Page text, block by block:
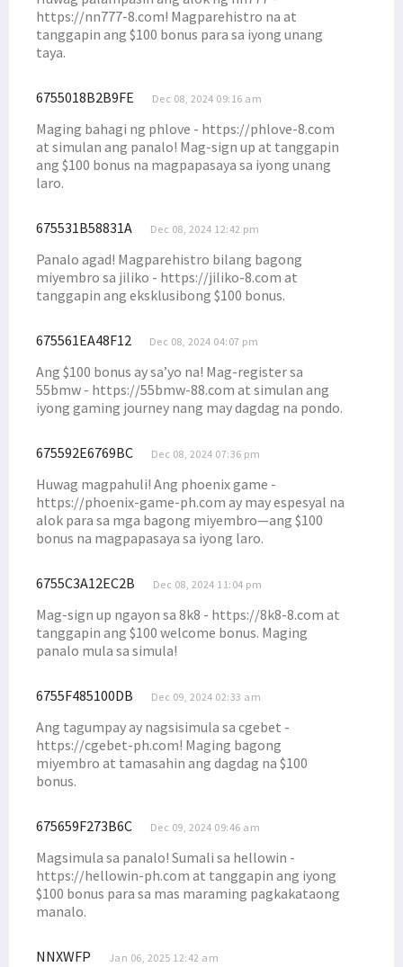
https://nn777-8.com! Magparehistro na at
tanggapin ang $100 bonus para sa iyong unang
taya.
6755018B2B9FE Dec 08, 2024 09:16 am
Maging bahagi ng phlove - https://phlove-8.com
at simulan ang panalo! Mag-sign up at tanggapin
ang $100 bonus na magpapasaya sa iyong unang
laro.
675531B58831A Dec 08, 2024 12:42 pm
Panalo agad! Magparehistro bilang bagong
miyembro sa jiliko - https://jiliko-8.com at
tanggapin ang eksklusibong $100 bonus.
675561EA48F12 Dec 08, 2024 04:07 pm
Ang $100 bonus ay sa’yo na! Mag-register sa
55bmw - https://55bmw-88.com at simulan ang
iyong gaming journey nang may dagdag na pondo.
675592E6769BC Dec 08, 2024 07:36 pm
Huwag magpahuli! Ang phoenix game -
https://phoenix-game-ph.com ay may espesyal na
alok para sa mga bagong miyembro—ang $100
bonus na magpapasaya sa iyong laro.
6755C3A12EC2B Dec 08, 2024 11:04 pm
Mag-sign up ngayon sa 8k8 - https://8k8-8.com at
tanggapin ang $100 welcome bonus. Maging
panalo mula sa simula!
6755F485100DB Dec 09, 2024 02:33 am
Ang tagumpay ay nagsisimula sa cgebet -
https://cgebet-ph.com! Maging bagong
miyembro at tamasahin ang dagdag na $100
bonus.
675659F273B6C Dec 09, 2024 09:46 am
Magsimula sa panalo! Sumali sa hellowin -
https://hellowin-ph.com at tanggapin ang iyong
$100 bonus para sa mas maraming pagkakataong
manalo.
NNXWFP Jan 06, 2025 12:42 am